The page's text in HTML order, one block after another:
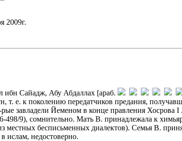
2009г.
Сайадж, Абу Абдаллах [араб.
т. е. к поколению передатчиков предания,
рые завладели Йеменом в конце правления
498/9), сомнительно. Мать В. принадлежала к
местных бесписьменных диалектов). Семья В.
ислам, недостоверно.